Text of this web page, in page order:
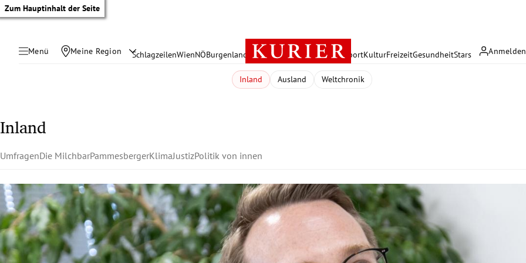
Zum Hauptinhalt der Seite
Menü Meine Region Anmelden
SchlagzeilenWienNÖBurgenland Österreich PolitikWirtschaft SportKulturFreizeitGesundheitStars
Untermenü
Untermenü
Inland Ausland Weltchronik
Inland
UmfragenDie MilchbarPammesbergerKlimaJustizPolitik von innen